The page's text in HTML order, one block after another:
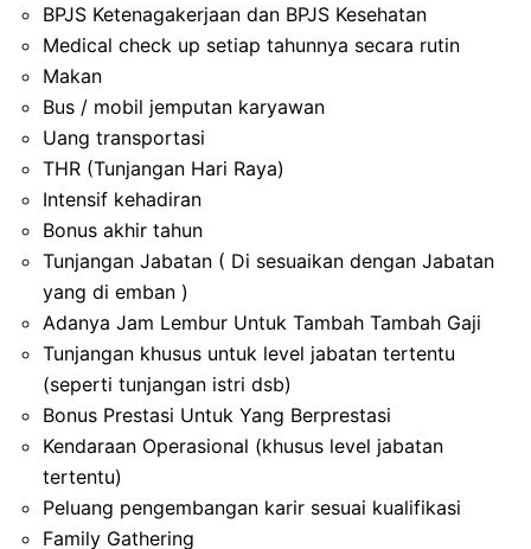
BPJS Ketenagakerjaan dan BPJS Kesehatan
Medical check up setiap tahunnya secara rutin
Makan
Bus / mobil jemputan karyawan
Uang transportasi
THR (Tunjangan Hari Raya)
Intensif kehadiran
Bonus akhir tahun
Tunjangan Jabatan ( Di sesuaikan dengan Jabatan
yang di emban )
Adanya Jam Lembur Untuk Tambah Tambah Gaji
Tunjangan khusus untuk level jabatan tertentu
(seperti tunjangan istri dsb)
Bonus Prestasi Untuk Yang Berprestasi
Kendaraan Operasional (khusus level jabatan
tertentu)
Peluang pengembangan karir sesuai kualifikasi
Family Gathering